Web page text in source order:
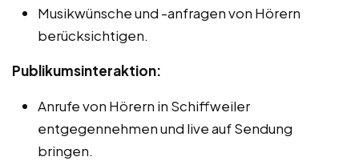
Musikwünsche und -anfragen von Hörern
berücksichtigen.
Publikumsinteraktion:
Anrufe von Hörern in Schiffweiler
entgegennehmen und live auf Sendung
bringen.